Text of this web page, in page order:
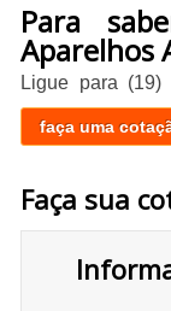
Para
Aparelhos
Ligue para (19)
faça uma
Faça sua